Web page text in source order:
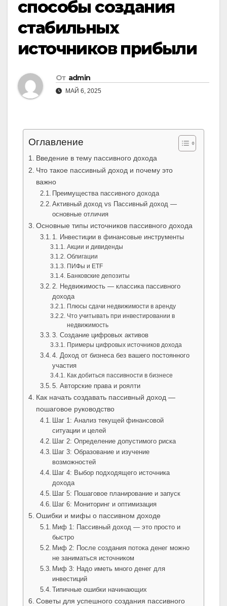
способы создания
стабильных
источников прибыли
От admin
МАЙ 6, 2025
Оглавление
Введение в тему пассивного дохода
Что такое пассивный доход и почему это
важно
Преимущества пассивного дохода
Активный доход vs Пассивный доход —
основные отличия
Основные типы источников пассивного дохода
1. Инвестиции в финансовые инструменты
Акции и дивиденды
Облигации
ПИФы и ETF
Банковские депозиты
2. Недвижимость — классика пассивного
дохода
Плюсы сдачи недвижимости в аренду
Что учитывать при инвестировании в
недвижимость
3. Создание цифровых активов
Примеры цифровых источников дохода
4. Доход от бизнеса без вашего постоянного
участия
Как добиться пассивности в бизнесе
5. Авторские права и роялти
Как начать создавать пассивный доход —
пошаговое руководство
Шаг 1: Анализ текущей финансовой
ситуации и целей
Шаг 2: Определение допустимого риска
Шаг 3: Образование и изучение
возможностей
Шаг 4: Выбор подходящего источника
дохода
Шаг 5: Пошаговое планирование и запуск
Шаг 6: Мониторинг и оптимизация
Ошибки и мифы о пассивном доходе
Миф 1: Пассивный доход — это просто и
быстро
Миф 2: После создания потока денег можно
не заниматься источником
Миф 3: Надо иметь много денег для
инвестиций
Типичные ошибки начинающих
Советы для успешного создания пассивного